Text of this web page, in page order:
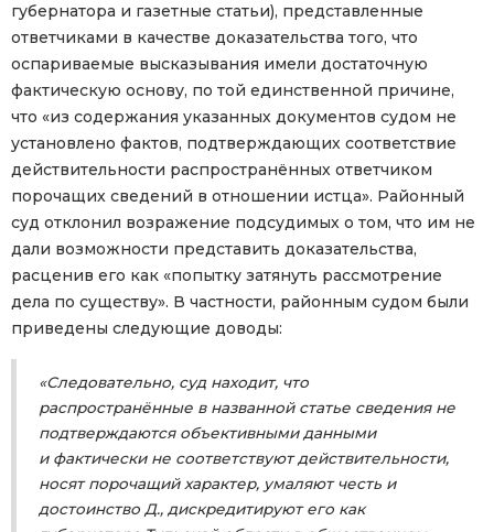
губернатора и газетные статьи), представленные
ответчиками в качестве доказательства того, что
оспариваемые высказывания имели достаточную
фактическую основу, по той единственной причине,
что «из содержания указанных документов судом не
установлено фактов, подтверждающих соответствие
действительности распространённых ответчиком
порочащих сведений в отношении истца». Районный
суд отклонил возражение подсудимых о том, что им не
дали возможности представить доказательства,
расценив его как «попытку затянуть рассмотрение
дела по существу». В частности, районным судом были
приведены следующие доводы:
«Следовательно, суд находит, что
распространённые в названной статье сведения не
подтверждаются объективными данными
и фактически не соответствуют действительности,
носят порочащий характер, умаляют честь и
достоинство Д., дискредитируют его как